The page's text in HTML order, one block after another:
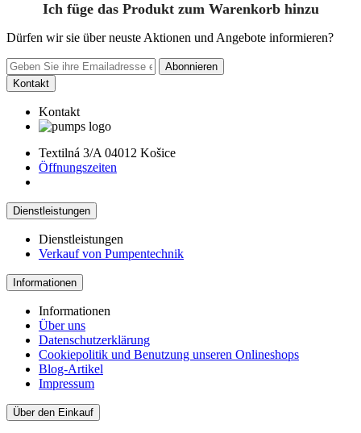
Ich füge das Produkt zum Warenkorb hinzu
Dürfen wir sie über neuste Aktionen und Angebote informieren?
Abonnieren
Kontakt
Kontakt
Textilná 3/A 04012 Košice
Öffnungszeiten
Dienstleistungen
Dienstleistungen
Verkauf von Pumpentechnik
Informationen
Informationen
Über uns
Datenschutzerklärung
Cookiepolitik und Benutzung unseren Onlineshops
Blog-Artikel
Impressum
Über den Einkauf